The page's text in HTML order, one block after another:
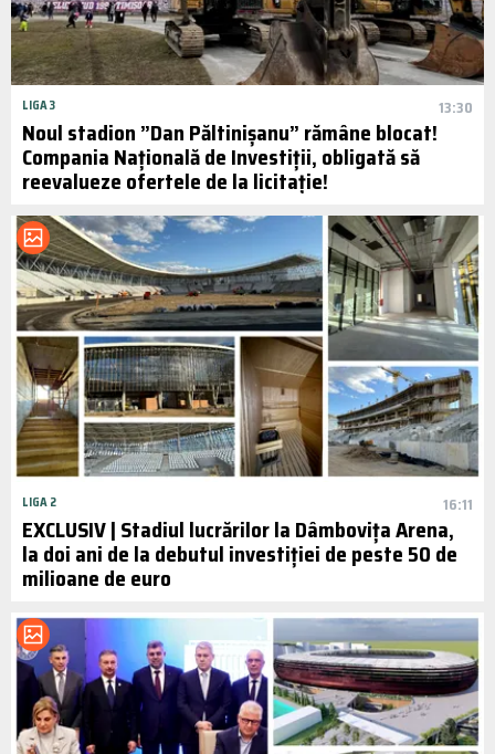
LIGA 3 13:30
Noul stadion ”Dan Păltinișanu” rămâne blocat!
Compania Națională de Investiții, obligată să
reevalueze ofertele de la licitație!
LIGA 2 16:11
EXCLUSIV | Stadiul lucrărilor la Dâmbovița Arena,
la doi ani de la debutul investiției de peste 50 de
milioane de euro